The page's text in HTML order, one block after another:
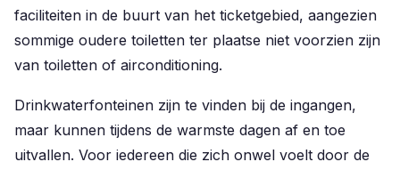
faciliteiten in de buurt van het ticketgebied, aangezien
sommige oudere toiletten ter plaatse niet voorzien zijn
van toiletten of airconditioning.
Drinkwaterfonteinen zijn te vinden bij de ingangen,
maar kunnen tijdens de warmste dagen af en toe
uitvallen. Voor iedereen die zich onwel voelt door de